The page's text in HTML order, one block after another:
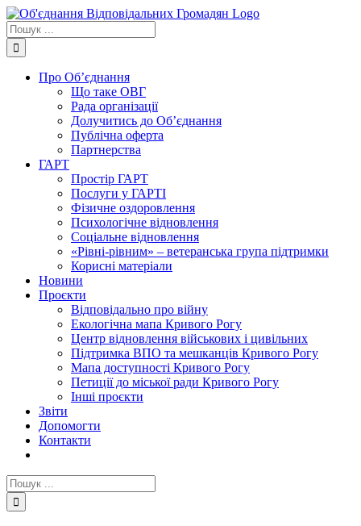
Skip
to
content
Пошук
...
Про Об’єднання
Що таке ОВГ
Рада організації
Долучитись до Об’єднання
Публічна оферта
Партнерства
ГАРТ
Простір ГАРТ
Послуги у ГАРТІ
Фізичне оздоровлення
Психологічне відновлення
Соціальне відновлення
«Рівні-рівним» – ветеранська група підтримки
Корисні матеріали
Новини
Проєкти
Відповідально про війну
Екологічна мапа Кривого Рогу
Центр відновлення військових і цивільних
Підтримка ВПО та мешканців Кривого Рогу
Мапа доступності Кривого Рогу
Петиції до міської ради Кривого Рогу
Інші проєкти
Звіти
Допомогти
Контакти
Пошук
...